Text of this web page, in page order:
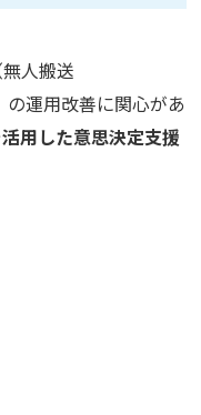
人搬送
運用改善に関心があ
用した意思決定支援